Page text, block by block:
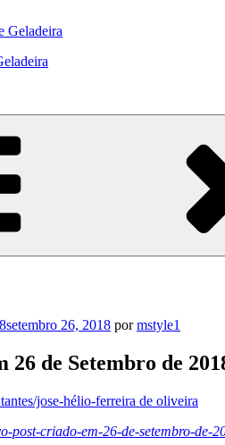
setembro 26, 2018 pormstyle1
26 de Setembro de
jose-hélio-ferreira de oliveira
post-criado-em-26-de-setembro-de-